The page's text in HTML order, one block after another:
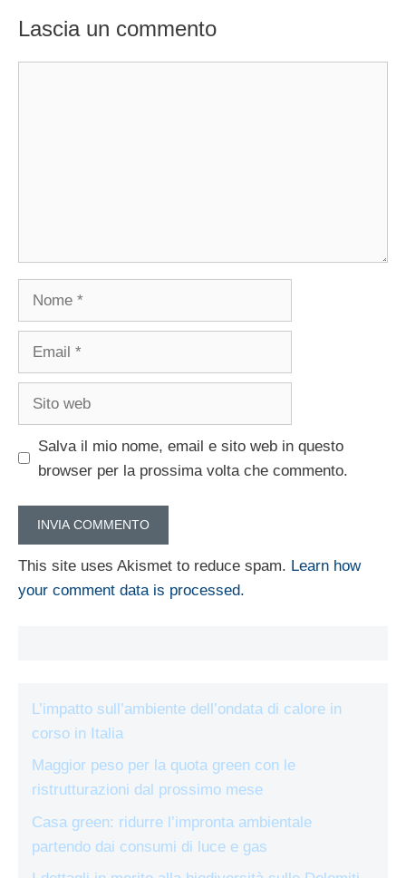
Lascia un commento
Salva il mio nome, email e sito web in questo
browser per la prossima volta che commento.
This site uses Akismet to reduce spam. Learn how
your comment data is processed.
L’impatto sull’ambiente dell’ondata di calore in
corso in Italia
Maggior peso per la quota green con le
ristrutturazioni dal prossimo mese
Casa green: ridurre l’impronta ambientale
partendo dai consumi di luce e gas